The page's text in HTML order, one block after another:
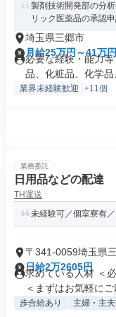
製剤技術開発部の分
リック医薬品の承認
埼玉県三郷市
月給25万円～41万円
必要な経験・能力
品、化粧品、化学品
業界未経験歓迎 +11個
業務委託
日用品などの配達
TH運送
未経験可／個室寮有
〒341-0059埼玉県
日給2万2605円
求めている人材 ＜
＜まずはお気軽にご
歩合給あり 主婦・主